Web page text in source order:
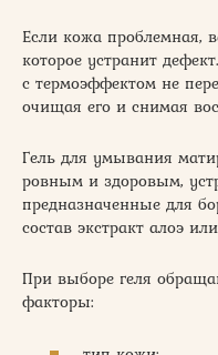
Если кожа проблемная,
которое устранит
с термоэффектом не
очищая его и снимая
Гель для умывания
ровным и здоровым,
предназначенные для
состав экстракт алоэ
При выборе геля
факторы: